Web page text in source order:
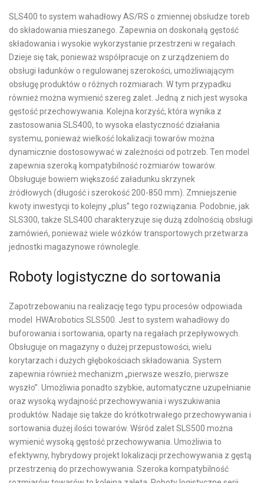
SLS400 to system wahadłowy AS/RS o zmiennej obsłudze toreb
do składowania mieszanego. Zapewnia on doskonałą gęstość
składowania i wysokie wykorzystanie przestrzeni w regałach.
Dzieje się tak, ponieważ współpracuje on z urządzeniem do
obsługi ładunków o regulowanej szerokości, umożliwiającym
obsługę produktów o różnych rozmiarach. W tym przypadku
również można wymienić szereg zalet. Jedną z nich jest wysoka
gęstość przechowywania. Kolejna korzyść, która wynika z
zastosowania SLS400, to wysoka elastyczność działania
systemu, ponieważ wielkość lokalizacji towarów można
dynamicznie dostosowywać w zależności od potrzeb. Ten model
zapewnia szeroką kompatybilność rozmiarów towarów.
Obsługuje bowiem większość załadunku skrzynek
źródłowych (długość i szerokość 200-850 mm). Zmniejszenie
kwoty inwestycji to kolejny „plus” tego rozwiązania. Podobnie, jak
SLS300, także SLS400 charakteryzuje się dużą zdolnością obsługi
zamówień, ponieważ wiele wózków transportowych przetwarza
jednostki magazynowe równolegle.
Roboty logistyczne do sortowania
Zapotrzebowaniu na realizację tego typu procesów odpowiada
model HWArobotics SLS500. Jest to system wahadłowy do
buforowania i sortowania, oparty na regałach przepływowych.
Obsługuje on magazyny o dużej przepustowości, wielu
korytarzach i dużych głębokościach składowania. System
zapewnia również mechanizm „pierwsze weszło, pierwsze
wyszło”. Umożliwia ponadto szybkie, automatyczne uzupełnianie
oraz wysoką wydajność przechowywania i wyszukiwania
produktów. Nadaje się także do krótkotrwałego przechowywania i
sortowania dużej ilości towarów. Wśród zalet SLS500 można
wymienić wysoką gęstość przechowywania. Umożliwia to
efektywny, hybrydowy projekt lokalizacji przechowywania z gęstą
przestrzenią do przechowywania. Szeroka kompatybilność